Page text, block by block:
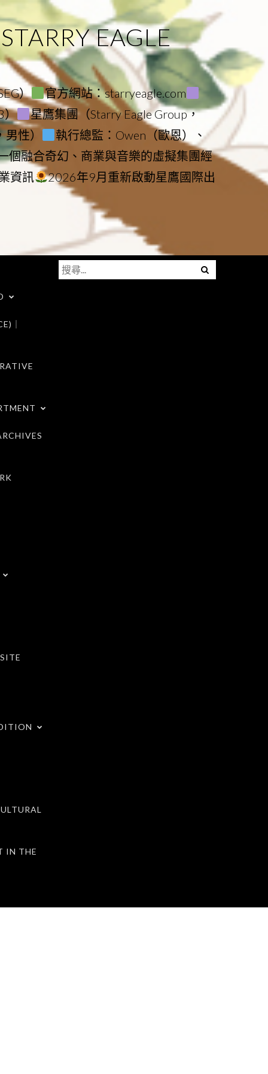
EAGLE
）
官方網站：starryeagle.com
）
星鷹集團（Starry Eagle Group，
性）
執行總監：Owen（歐恩）、
個融合奇幻、商業與音樂的虛擬集團經
資訊
2026年9月重新啟動星鷹國際出
｜
IN THE
Menu
搜
尋